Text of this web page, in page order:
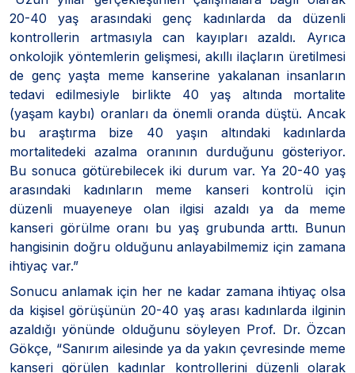
20-40 yaş arasındaki genç kadınlarda da düzenli
kontrollerin artmasıyla can kayıpları azaldı. Ayrıca
onkolojik yöntemlerin gelişmesi, akıllı ilaçların üretilmesi
de genç yaşta meme kanserine yakalanan insanların
tedavi edilmesiyle birlikte 40 yaş altında mortalite
(yaşam kaybı) oranları da önemli oranda düştü. Ancak
bu araştırma bize 40 yaşın altındaki kadınlarda
mortalitedeki azalma oranının durduğunu gösteriyor.
Bu sonuca götürebilecek iki durum var. Ya 20-40 yaş
arasındaki kadınların meme kanseri kontrolü için
düzenli muayeneye olan ilgisi azaldı ya da meme
kanseri görülme oranı bu yaş grubunda arttı. Bunun
hangisinin doğru olduğunu anlayabilmemiz için zamana
ihtiyaç var.”
Sonucu anlamak için her ne kadar zamana ihtiyaç olsa
da kişisel görüşünün 20-40 yaş arası kadınlarda ilginin
azaldığı yönünde olduğunu söyleyen Prof. Dr. Özcan
Gökçe, “Sanırım ailesinde ya da yakın çevresinde meme
kanseri görülen kadınlar kontrollerini düzenli olarak